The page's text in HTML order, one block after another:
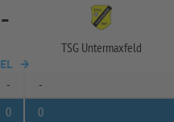
-
TSG Untermaxfeld
-
-
0 0